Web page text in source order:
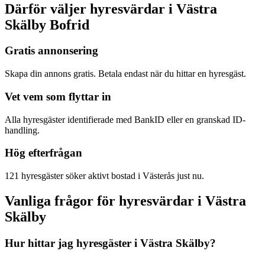
Därför väljer hyresvärdar i Västra
Skälby Bofrid
Gratis annonsering
Skapa din annons gratis. Betala endast när du hittar en hyresgäst.
Vet vem som flyttar in
Alla hyresgäster identifierade med BankID eller en granskad ID-
handling.
Hög efterfrågan
121 hyresgäster söker aktivt bostad i Västerås just nu.
Vanliga frågor för hyresvärdar i Västra
Skälby
Hur hittar jag hyresgäster i Västra Skälby?